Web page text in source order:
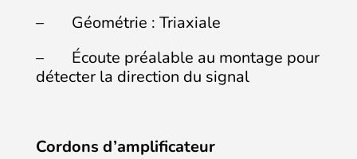
– Géométrie : Triaxiale
– Écoute préalable au montage pour
détecter la direction du signal
Cordons d’amplificateur